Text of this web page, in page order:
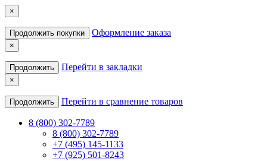
×
Продолжить покупки Оформление заказа
×
Продолжить Перейти в закладки
×
Продолжить Перейти в сравнение товаров
8 (800) 302-7789
8 (800) 302-7789
+7 (495) 145-1133
+7 (925) 501-8243